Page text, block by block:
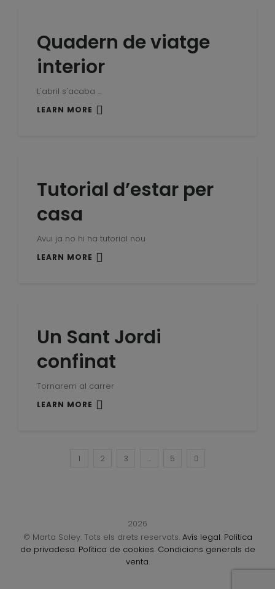
Quadern de viatge
interior
L'abril s'acaba ...
LEARN MORE
Tutorial d’estar per
casa
Avui ja no hi ha tutorial nou
LEARN MORE
Un Sant Jordi
confinat
Tornarem al carrer
LEARN MORE
1 2 3 … 5
2026
© Marta Soley. Tots els drets reservats. Avís legal. Política
de privadesa. Política de cookies. Condicions generals de
venta.